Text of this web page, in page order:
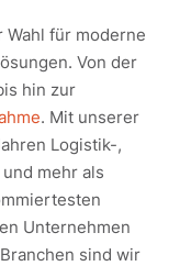
für moderne
Von der
hin zur
. Mit unserer
Logistik-,
und mehr als
Unternehmen
sind wir